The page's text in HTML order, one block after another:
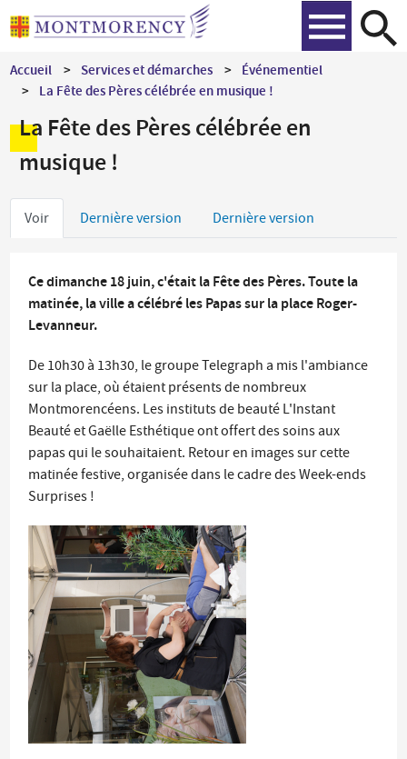
Aller
au
principal
Accueil Services et démarches
Événementiel
La Fête des Pères célébrée en musique !
La Fête des Pères célébrée en
musique !
Onglets
Voir Dernière version Dernière version
Ce dimanche 18 juin, c'était la Fête des Pères. Toute la
matinée, la ville a célébré les Papas sur la place Roger-
Levanneur.
De 10h30 à 13h30, le groupe Telegraph a mis l'ambiance
sur la place, où étaient présents de nombreux
Montmorencéens. Les instituts de beauté L'Instant
Beauté et Gaëlle Esthétique ont offert des soins aux
papas qui le souhaitaient. Retour en images sur cette
matinée festive, organisée dans le cadre des Week-ends
Surprises !